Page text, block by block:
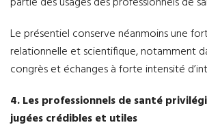
Le présentiel conserve néanmoins une
relationnelle et scientifique, notamment
congrès et échanges à forte intensité
4. Les professionnels de santé
jugées crédibles et utiles